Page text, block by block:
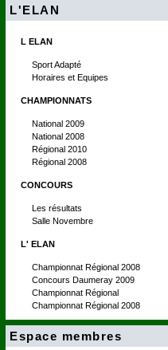
L'ELAN
L ELAN
Sport Adapté
Horaires et Equipes
CHAMPIONNATS
National 2009
National 2008
Régional 2010
Régional 2008
CONCOURS
Les résultats
Salle Novembre
L' ELAN
Championnat Régional 2008
Concours Daumeray 2009
Championnat Régional
Championnat Régional 2008
Espace membres